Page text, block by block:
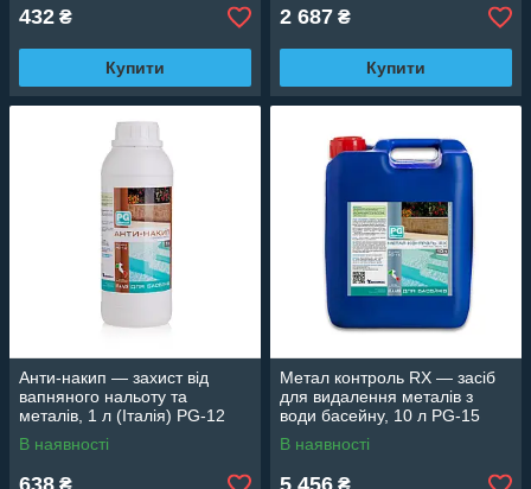
432 ₴
Купити
2 687 ₴
Купити
Анти-накип — захист від
вапняного нальоту та
металів, 1 л (Італія) PG-12
В наявності
638 ₴
Метал контроль RX — засіб
для видалення металів з
води басейну, 10 л PG-15
В наявності
5 456 ₴